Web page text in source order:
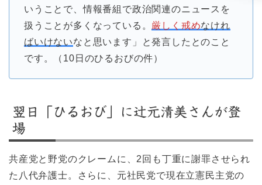
いうことで、情報番組で政治関連のニュースを
扱うことが多くなっている。 厳しく戒めなけれ
ばいけないなと思います」と発言したとのこと
です。（10日のひるおびの件）
翌日「ひるおび」に辻元清美さんが登
場
共産党と野党のクレームに、2回も丁重に謝罪させられ
た八代弁護士。さらに、元社民党で現在立憲民主党の